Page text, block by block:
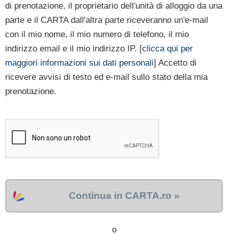
di prenotazione, il proprietario dell'unità di alloggio da una
parte e il CARTA dall'altra parte riceveranno un'e-mail
con il mio nome, il mio numero di telefono, il mio
indirizzo email e il mio indirizzo IP. [clicca qui per
maggiori informazioni sui dati personali] Accetto di
ricevere avvisi di testo ed e-mail sullo stato della mia
prenotazione.
Continua in CARTA.ro »
o